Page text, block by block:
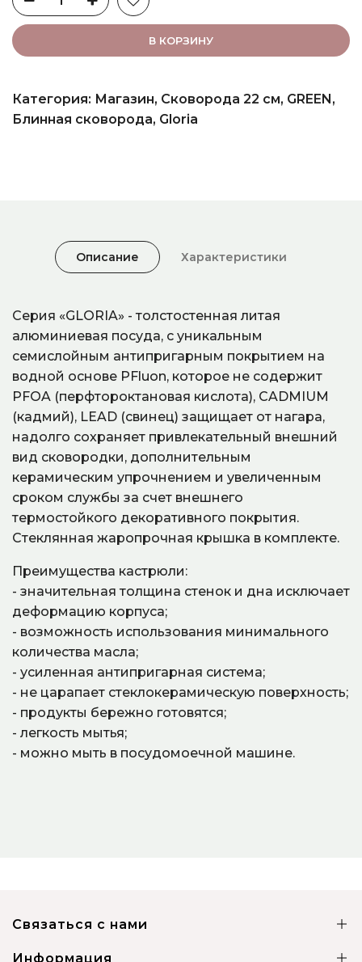
В КОРЗИНУ
Категория: Магазин, Сковорода 22 см, GREEN,
Блинная сковорода, Gloria
Описание Характеристики
Серия «GLORIA» - толстостенная литая
алюминиевая посуда, с уникальным
семислойным антипригарным покрытием на
водной основе PFluon, которое не содержит
PFOA (перфтороктановая кислота), CADMIUM
(кадмий), LEAD (свинец) защищает от нагара,
надолго сохраняет привлекательный внешний
вид сковородки, дополнительным
керамическим упрочнением и увеличенным
сроком службы за счет внешнего
термостойкого декоративного покрытия.
Стеклянная жаропрочная крышка в комплекте.
Преимущества кастрюли:
- значительная толщина стенок и дна исключает
деформацию корпуса;
- возможность использования минимального
количества масла;
- усиленная антипригарная система;
- не царапает стеклокерамическую поверхность;
- продукты бережно готовятся;
- легкость мытья;
- можно мыть в посудомоечной машине.
Связаться с нами
Информация